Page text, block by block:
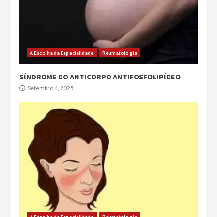
A Escolha da Especialidade Reumatologia
SÍNDROME DO ANTICORPO ANTIFOSFOLIPÍDEO
Setembro 4, 2025